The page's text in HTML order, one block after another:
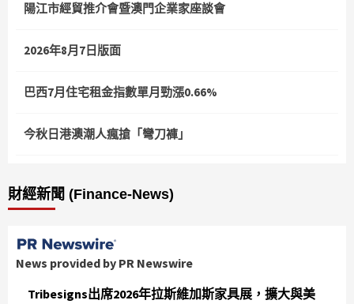
陽江市經貿推介會暨澳門企業家座談會
2026年8月7日版面
巴西7月住宅租金指數單月勁漲0.66%
今秋日港澳潮人瘋搶「彎刀褲」
財經新聞 (Finance-News)
News provided by PR Newswire
Tribesigns出席2026年拉斯維加斯家具展，擴大與美